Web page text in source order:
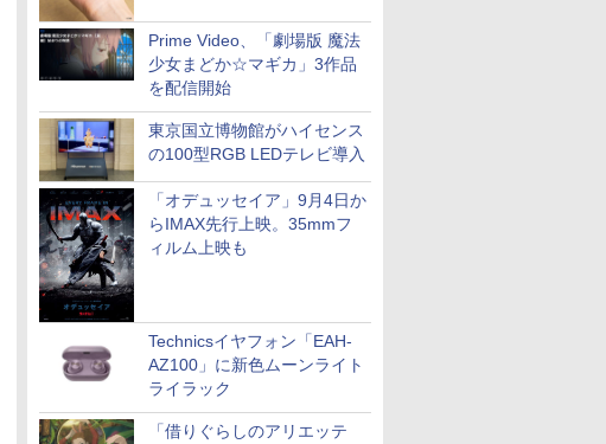
Prime Video、「劇場版 魔法
少女まどか☆マギカ」3作品
を配信開始
東京国立博物館がハイセンス
の100型RGB LEDテレビ導入
「オデュッセイア」9月4日か
らIMAX先行上映。35mmフ
ィルム上映も
Technicsイヤフォン「EAH-
AZ100」に新色ムーンライト
ライラック
「借りぐらしのアリエッテ